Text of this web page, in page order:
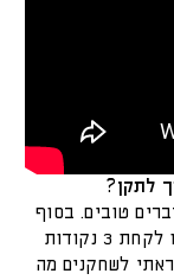
לתקן?
טובים. בסוף
אנחנו לוקחים את מבחן התוצאה ולא הצלחנו לקחת 3 נקודות
לשחקנים מה